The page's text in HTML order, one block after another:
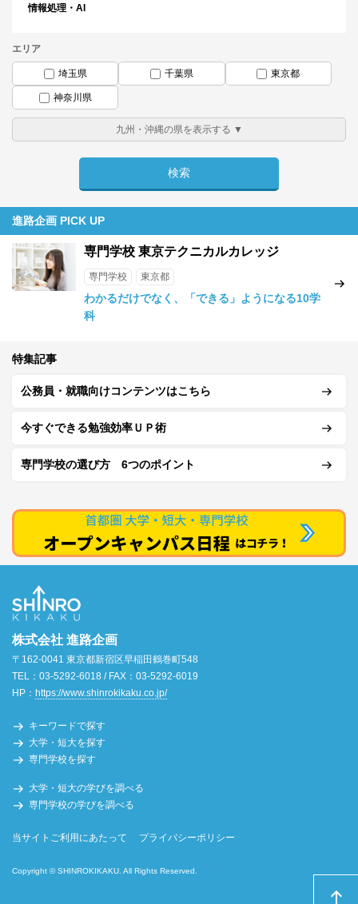
情報処理・AI
エリア
埼玉県 千葉県 東京都
神奈川県
進路企画 PICK UP
専門学校 東京テクニカルカレッジ
専門学校 東京都
わかるだけでなく、「できる」ようになる10学
科
特集記事
公務員・就職向けコンテンツはこちら
今すぐできる勉強効率ＵＰ術
専門学校の選び方 6つのポイント
株式会社 進路企画
〒162-0041 東京都新宿区早稲田鶴巻町548
TEL：03-5292-6018 / FAX：03-5292-6019
HP： https://www.shinrokikaku.co.jp/
キーワードで探す
大学・短大を探す
専門学校を探す
大学・短大の学びを調べる
専門学校の学びを調べる
当サイトご利用にあたって プライバシーポリシー
Copyright © SHINROKIKAKU. All Rights Reserved.